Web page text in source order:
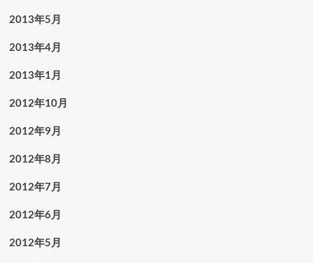
2013年5月
2013年4月
2013年1月
2012年10月
2012年9月
2012年8月
2012年7月
2012年6月
2012年5月